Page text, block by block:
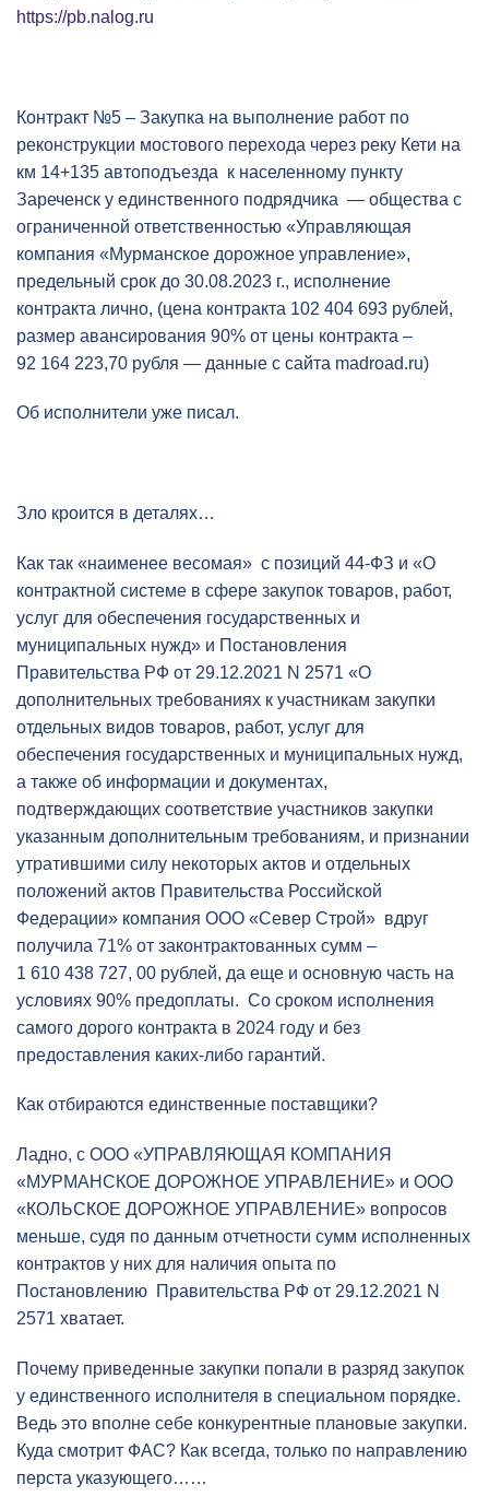
https://pb.nalog.ru
Контракт №5 – Закупка на выполнение работ по
реконструкции мостового перехода через реку Кети на
км 14+135 автоподъезда к населенному пункту
Зареченск у единственного подрядчика — общества с
ограниченной ответственностью «Управляющая
компания «Мурманское дорожное управление»,
предельный срок до 30.08.2023 г., исполнение
контракта лично, (цена контракта 102 404 693 рублей,
размер авансирования 90% от цены контракта –
92 164 223,70 рубля — данные с сайта madroad.ru)
Об исполнители уже писал.
Зло кроится в деталях…
Как так «наименее весомая» с позиций 44-ФЗ и «О
контрактной системе в сфере закупок товаров, работ,
услуг для обеспечения государственных и
муниципальных нужд» и Постановления
Правительства РФ от 29.12.2021 N 2571 «О
дополнительных требованиях к участникам закупки
отдельных видов товаров, работ, услуг для
обеспечения государственных и муниципальных нужд,
а также об информации и документах,
подтверждающих соответствие участников закупки
указанным дополнительным требованиям, и признании
утратившими силу некоторых актов и отдельных
положений актов Правительства Российской
Федерации» компания ООО «Север Строй» вдруг
получила 71% от законтрактованных сумм –
1 610 438 727, 00 рублей, да еще и основную часть на
условиях 90% предоплаты. Со сроком исполнения
самого дорого контракта в 2024 году и без
предоставления каких-либо гарантий.
Как отбираются единственные поставщики?
Ладно, с ООО «УПРАВЛЯЮЩАЯ КОМПАНИЯ
«МУРМАНСКОЕ ДОРОЖНОЕ УПРАВЛЕНИЕ» и ООО
«КОЛЬСКОЕ ДОРОЖНОЕ УПРАВЛЕНИЕ» вопросов
меньше, судя по данным отчетности сумм исполненных
контрактов у них для наличия опыта по
Постановлению Правительства РФ от 29.12.2021 N
2571 хватает.
Почему приведенные закупки попали в разряд закупок
у единственного исполнителя в специальном порядке.
Ведь это вполне себе конкурентные плановые закупки.
Куда смотрит ФАС? Как всегда, только по направлению
перста указующего……